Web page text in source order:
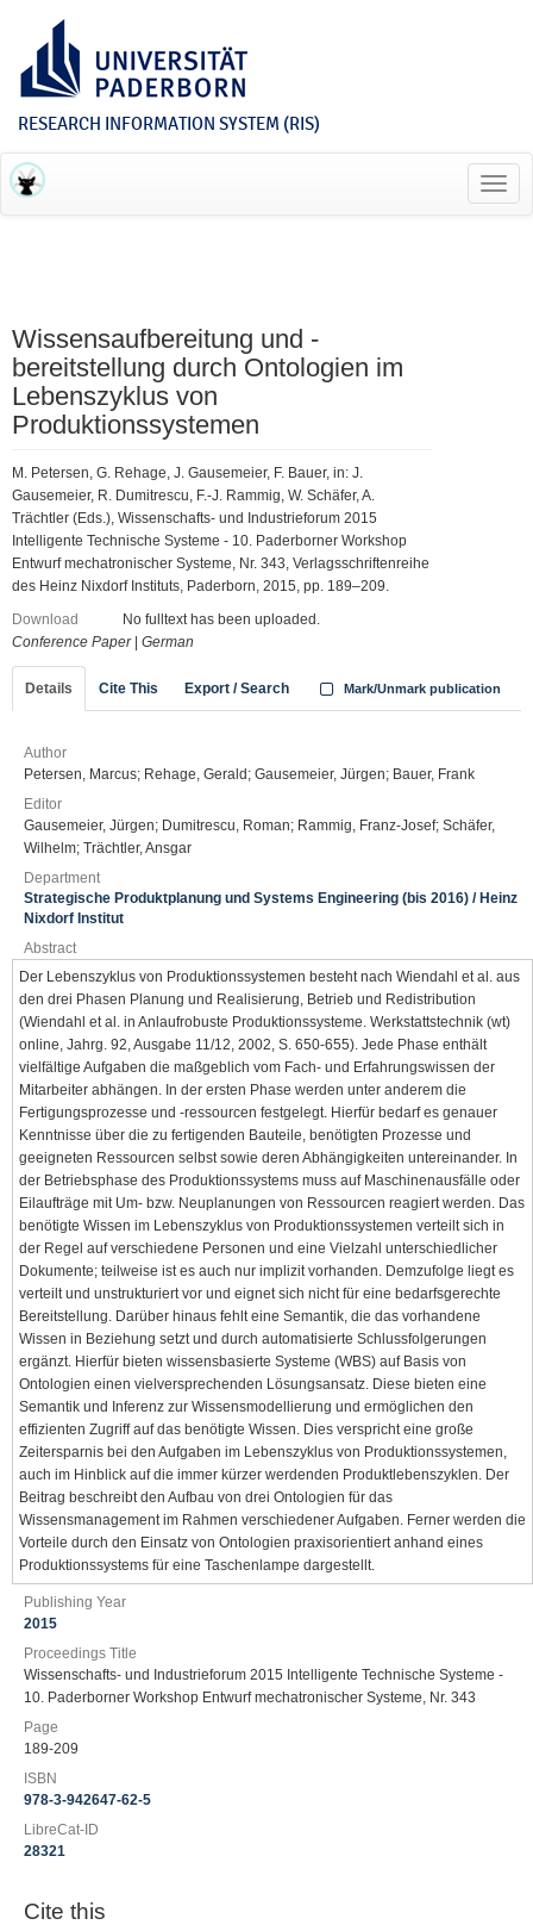
RESEARCH INFORMATION SYSTEM (RIS)
Wissensaufbereitung und -
bereitstellung durch Ontologien im
Lebenszyklus von
Produktionssystemen
M. Petersen, G. Rehage, J. Gausemeier, F. Bauer, in: J.
Gausemeier, R. Dumitrescu, F.-J. Rammig, W. Schäfer, A.
Trächtler (Eds.), Wissenschafts- und Industrieforum 2015
Intelligente Technische Systeme - 10. Paderborner Workshop
Entwurf mechatronischer Systeme, Nr. 343, Verlagsschriftenreihe
des Heinz Nixdorf Instituts, Paderborn, 2015, pp. 189–209.
Download
No fulltext has been uploaded.
Conference Paper| German
Details Cite This Export / Search Mark/Unmark publication
Author
Petersen, Marcus; Rehage, Gerald; Gausemeier, Jürgen; Bauer, Frank
Editor
Gausemeier, Jürgen; Dumitrescu, Roman; Rammig, Franz-Josef; Schäfer,
Wilhelm; Trächtler, Ansgar
Department
Strategische Produktplanung und Systems Engineering (bis 2016) / Heinz
Nixdorf Institut
Abstract
Der Lebenszyklus von Produktionssystemen besteht nach Wiendahl et al. aus
den drei Phasen Planung und Realisierung, Betrieb und Redistribution
(Wiendahl et al. in Anlaufrobuste Produktionssysteme. Werkstattstechnik (wt)
online, Jahrg. 92, Ausgabe 11/12, 2002, S. 650-655). Jede Phase enthält
vielfältige Aufgaben die maßgeblich vom Fach- und Erfahrungswissen der
Mitarbeiter abhängen. In der ersten Phase werden unter anderem die
Fertigungsprozesse und -ressourcen festgelegt. Hierfür bedarf es genauer
Kenntnisse über die zu fertigenden Bauteile, benötigten Prozesse und
geeigneten Ressourcen selbst sowie deren Abhängigkeiten untereinander. In
der Betriebsphase des Produktionssystems muss auf Maschinenausfälle oder
Eilaufträge mit Um- bzw. Neuplanungen von Ressourcen reagiert werden. Das
benötigte Wissen im Lebenszyklus von Produktionssystemen verteilt sich in
der Regel auf verschiedene Personen und eine Vielzahl unterschiedlicher
Dokumente; teilweise ist es auch nur implizit vorhanden. Demzufolge liegt es
verteilt und unstrukturiert vor und eignet sich nicht für eine bedarfsgerechte
Bereitstellung. Darüber hinaus fehlt eine Semantik, die das vorhandene
Wissen in Beziehung setzt und durch automatisierte Schlussfolgerungen
ergänzt. Hierfür bieten wissensbasierte Systeme (WBS) auf Basis von
Ontologien einen vielversprechenden Lösungsansatz. Diese bieten eine
Semantik und Inferenz zur Wissensmodellierung und ermöglichen den
effizienten Zugriff auf das benötigte Wissen. Dies verspricht eine große
Zeitersparnis bei den Aufgaben im Lebenszyklus von Produktionssystemen,
auch im Hinblick auf die immer kürzer werdenden Produktlebenszyklen. Der
Beitrag beschreibt den Aufbau von drei Ontologien für das
Wissensmanagement im Rahmen verschiedener Aufgaben. Ferner werden die
Vorteile durch den Einsatz von Ontologien praxisorientiert anhand eines
Produktionssystems für eine Taschenlampe dargestellt.
Publishing Year
2015
Proceedings Title
Wissenschafts- und Industrieforum 2015 Intelligente Technische Systeme -
10. Paderborner Workshop Entwurf mechatronischer Systeme, Nr. 343
Page
189-209
ISBN
978-3-942647-62-5
LibreCat-ID
28321
Cite this